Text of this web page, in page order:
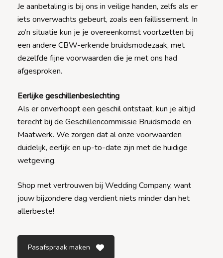
Je aanbetaling is bij ons in veilige handen, zelfs als er
iets onverwachts gebeurt, zoals een faillissement. In
zo’n situatie kun je je overeenkomst voortzetten bij
een andere CBW-erkende bruidsmodezaak, met
dezelfde fijne voorwaarden die je met ons had
afgesproken.
Eerlijke geschillenbeslechting
Als er onverhoopt een geschil ontstaat, kun je altijd
terecht bij de Geschillencommissie Bruidsmode en
Maatwerk. We zorgen dat al onze voorwaarden
duidelijk, eerlijk en up-to-date zijn met de huidige
wetgeving.
Shop met vertrouwen bij Wedding Company, want
jouw bijzondere dag verdient niets minder dan het
allerbeste!
Pasafspraak maken